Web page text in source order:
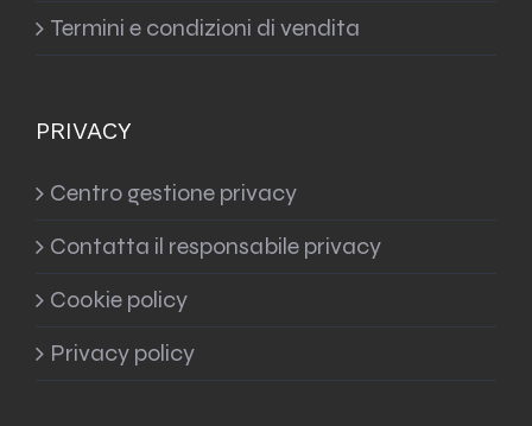
Termini e condizioni di vendita
PRIVACY
Centro gestione privacy
Contatta il responsabile privacy
Cookie policy
Privacy policy